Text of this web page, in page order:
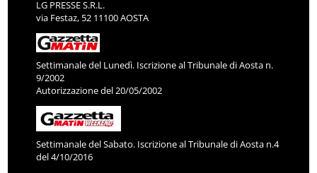
LG PRESSE S.R.L.
via Festaz, 52 11100 AOSTA
Settimanale del Lunedì. Iscrizione al Tribunale di Aosta n.
9/2002
Autorizzazione del 20/05/2002
Settimanale del Sabato. Iscrizione al Tribunale di Aosta n.4
del 4/10/2016